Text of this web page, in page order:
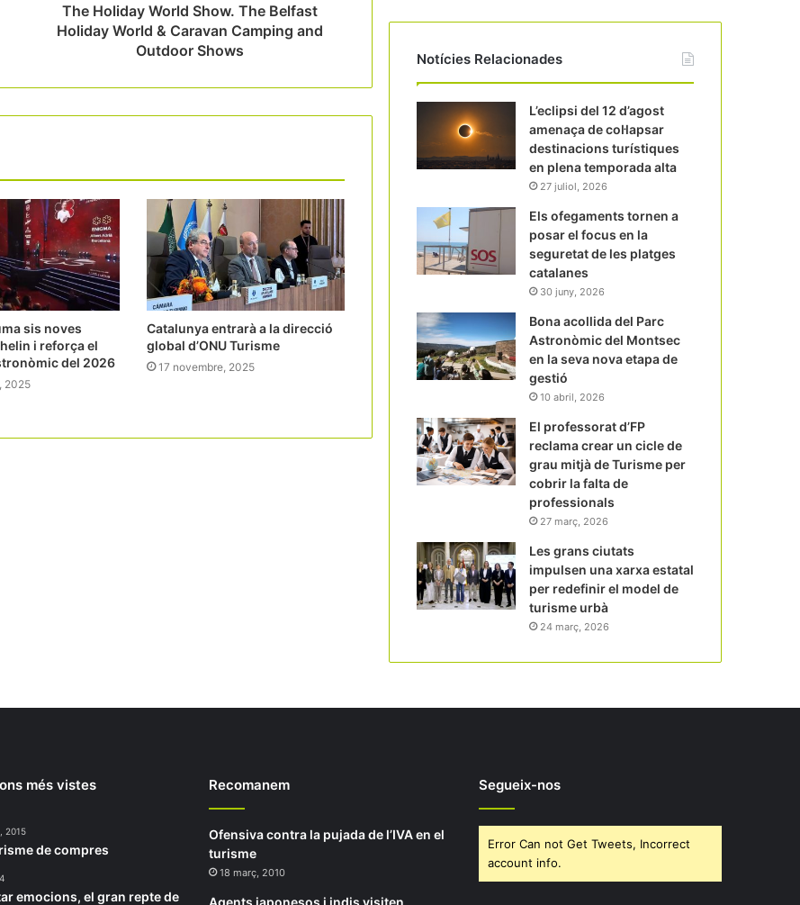
The Holiday World Show. The Belfast
Holiday World & Caravan Camping and
Outdoor Shows
sis noves
i reforça el
del 2026
2025
Catalunya entrarà a la direcció
global d’ONU Turisme
17 novembre, 2025
Notícies Relacionades
L’eclipsi del 12 d’agost
amenaça de col·lapsar
destinacions turístiques
en plena temporada alta
27 juliol, 2026
Els ofegaments tornen a
posar el focus en la
seguretat de les platges
catalanes
30 juny, 2026
Bona acollida del Parc
Astronòmic del Montsec
en la seva nova etapa de
gestió
10 abril, 2026
El professorat d’FP
reclama crear un cicle de
grau mitjà de Turisme per
cobrir la falta de
professionals
27 març, 2026
Les grans ciutats
impulsen una xarxa estatal
per redefinir el model de
turisme urbà
24 març, 2026
més vistes
2015
de compres
emocions, el gran repte de
Recomanem
Ofensiva contra la pujada de l’IVA en el
turisme
18 març, 2010
Segueix-nos
Error Can not Get Tweets, Incorrect
account info.